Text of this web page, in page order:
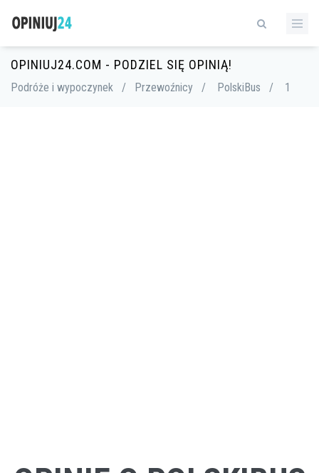
OPINIUJ24.COM - PODZIEL SIĘ OPINIĄ!
Podróże i wypoczynek / Przewoźnicy / PolskiBus / 1